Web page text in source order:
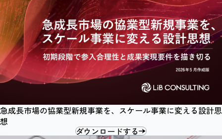
急成長市場の協業型新規事業を、スケール事業に変える設計思
想
ダウンロードする